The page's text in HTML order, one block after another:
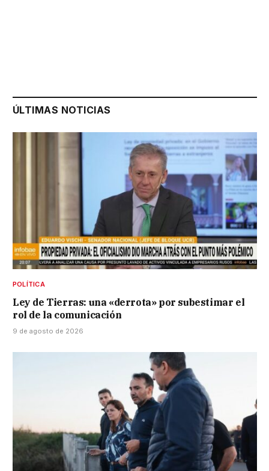
ÚLTIMAS NOTICIAS
POLÍTICA
Ley de Tierras: una «derrota» por subestimar el
rol de la comunicación
9 de agosto de 2026